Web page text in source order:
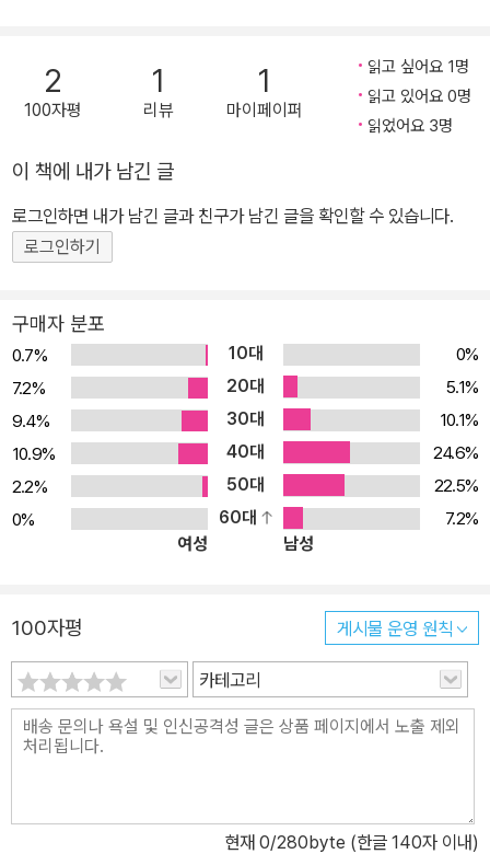
2
100자평
1
리뷰
1
마이페이퍼
읽고 싶어요 1명
읽고 있어요 0명
읽었어요 3명
이 책에 내가 남긴 글
로그인하면 내가 남긴 글과 친구가 남긴 글을 확인할 수 있습니다.
로그인하기
구매자 분포
0.7% 10대
0%
7.2%
20대
5.1%
9.4%
30대
10.1%
10.9%
40대
24.6%
2.2%
50대
22.5%
0%
60대
7.2%
여성
남성
100자평 게시물 운영 원칙
카테고리
현재 0/280byte (한글 140자 이내)